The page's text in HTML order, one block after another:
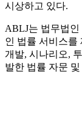
시상하고 있다.
ABLJ는 법무법
인 법률 서비스를
개발, 시나리오,
발한 법률 자문